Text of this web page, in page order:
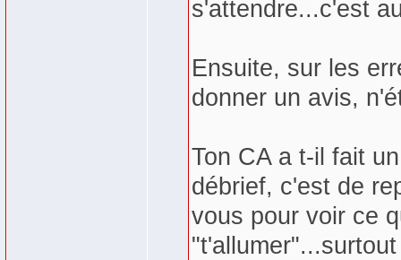
s'attendre...c'est
Ensuite, sur les
donner un avis,
Ton CA a t-il fait
débrief, c'est de
vous pour voir ce